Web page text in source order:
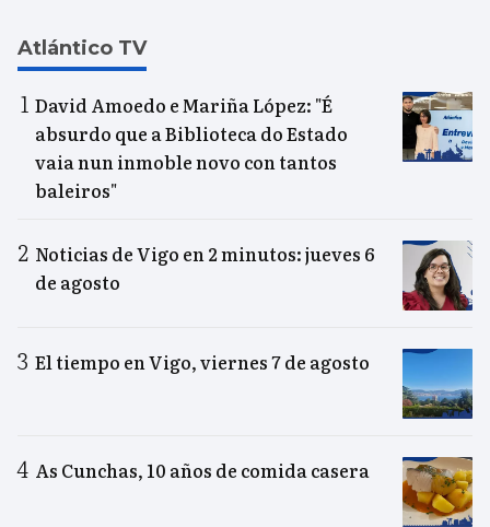
Atlántico TV
David Amoedo e Mariña López: "É
absurdo que a Biblioteca do Estado
vaia nun inmoble novo con tantos
baleiros"
Noticias de Vigo en 2 minutos: jueves 6
de agosto
El tiempo en Vigo, viernes 7 de agosto
As Cunchas, 10 años de comida casera